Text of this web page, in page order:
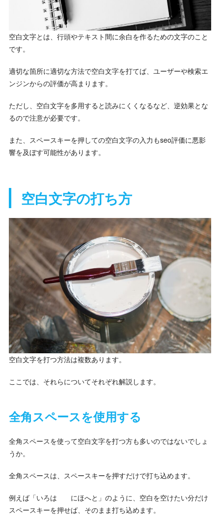
空白文字とは、行頭やテキスト間に余白を作るための文字のこと
です。
適切な箇所に適切な方法で空白文字を打てば、ユーザーや検索エ
ンジンからの評価が高まります。
ただし、空白文字を多用すると読みにくくなるなど、逆効果とな
るので注意が必要です。
また、スペースキーを押しての空白文字の入力もseo評価に悪影
響を及ぼす可能性があります。
空白文字の打ち方
空白文字を打つ方法は複数あります。
ここでは、それらについてそれぞれ解説します。
全角スペースを使用する
全角スペースを使って空白文字を打つ方も多いのではないでしょ
うか。
全角スペースは、スペースキーを押すだけで打ち込めます。
例えば「いろは にほへと」のように、空白を空けたい分だけ
スペースキーを押せば、そのまま打ち込めます。